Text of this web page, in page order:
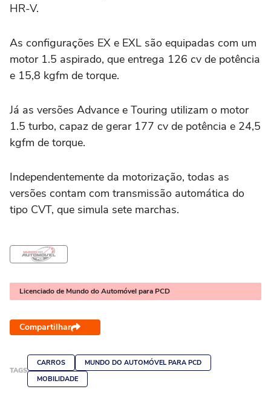
HR-V.
As configurações EX e EXL são equipadas com um
motor 1.5 aspirado, que entrega 126 cv de potência
e 15,8 kgfm de torque.
Já as versões Advance e Touring utilizam o motor
1.5 turbo, capaz de gerar 177 cv de potência e 24,5
kgfm de torque.
Independentemente da motorização, todas as
versões contam com transmissão automática do
tipo CVT, que simula sete marchas.
Licenciado de Mundo do Automóvel para PCD
Compartilhar
TAGS
CARROS
MUNDO DO AUTOMÓVEL PARA PCD
MOBILIDADE